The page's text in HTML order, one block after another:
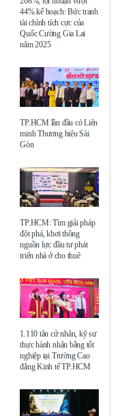
44% kế hoạch: Bức tranh
tài chính tích cực của
Quốc Cường Gia Lai
năm 2025
TP.HCM lần đầu có Liên
minh Thương hiệu Sài
Gòn
TP.HCM: Tìm giải pháp
đột phá, khơi thông
nguồn lực đầu tư phát
triển nhà ở cho thuê
1.110 tân cử nhân, kỹ sư
thực hành nhận bằng tốt
nghiệp tại Trường Cao
đẳng Kinh tế TP.HCM